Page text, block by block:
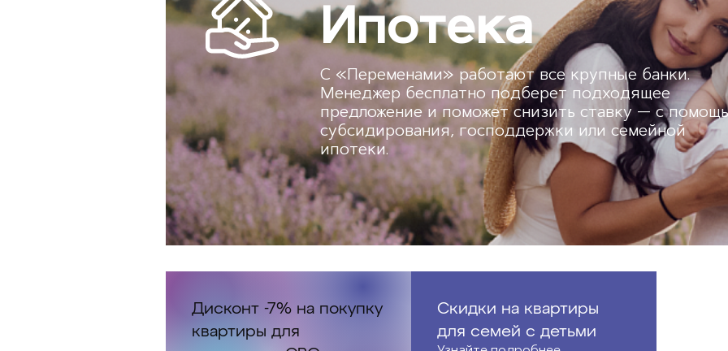
Ипотека
С «Переменами» работают все крупные банки.
Менеджер бесплатно подберет подходящее
предложение и поможет снизить ставку — с
субсидирования, господдержки или семейной
ипотеки.
Дисконт -7% на покупку
квартиры для
Скидки на квартиры
для семей с детьми